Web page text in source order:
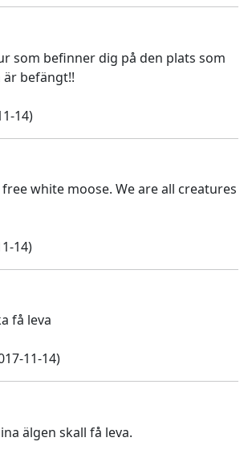
som befinner dig på den plats som
befängt!!
14)
white moose. We are all creatures
14)
få leva
11-14)
älgen skall få leva.